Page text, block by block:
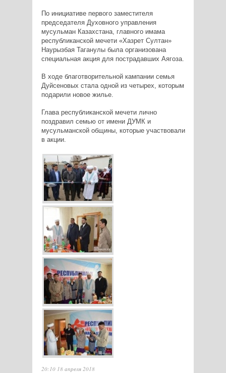
По инициативе первого заместителя
председателя Духовного управления
мусульман Казахстана, главного имама
республиканской мечети «Хазрет Султан»
Наурызбая Таганулы была организована
специальная акция для пострадавших Аягоза.
В ходе благотворительной кампании семья
Дуйсеновых стала одной из четырех, которым
подарили новое жилье.
Глава республиканской мечети лично
поздравил семью от имени ДУМК и
мусульманской общины, которые участвовали
в акции.
20:10 18 апреля 2018